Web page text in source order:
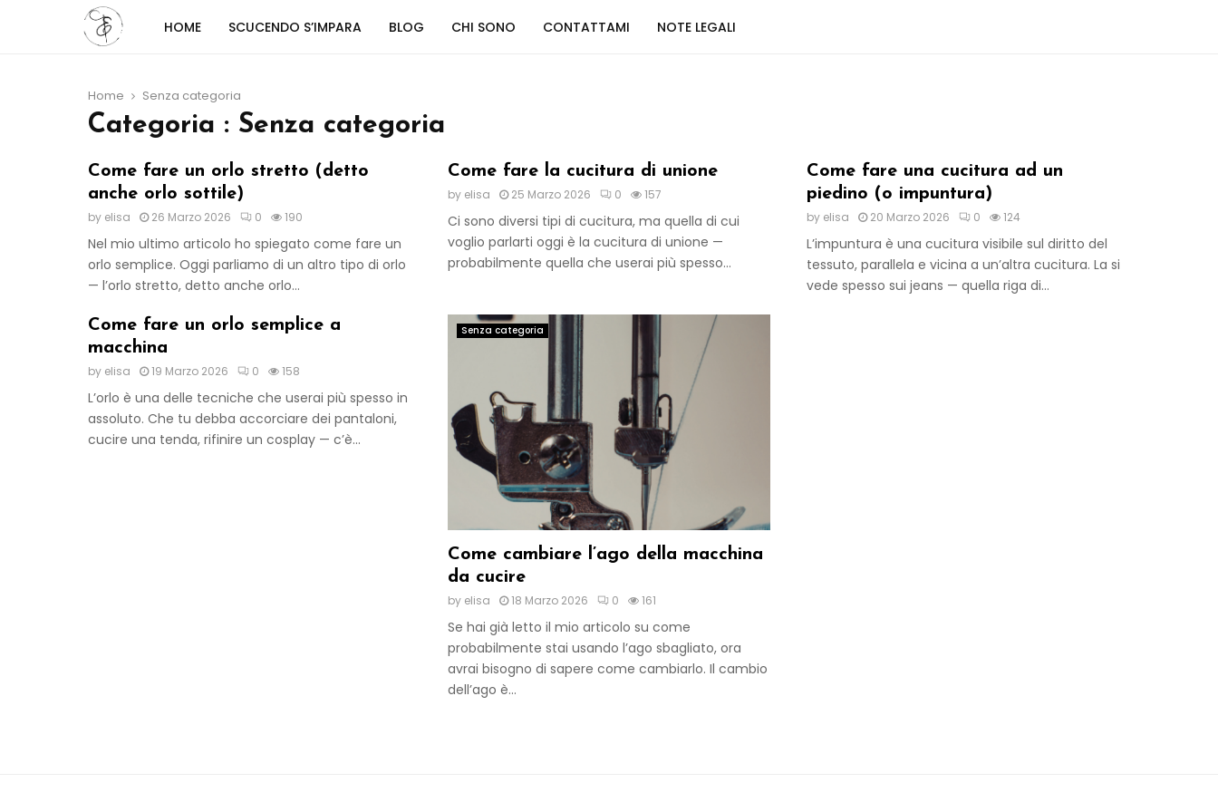
HOME SCUCENDO S’IMPARA BLOG CHI SONO CONTATTAMI NOTE LEGALI
Home Senza categoria
Categoria : Senza categoria
Come fare un orlo stretto (detto
anche orlo sottile)
by elisa 26 Marzo 2026 0 190
Nel mio ultimo articolo ho spiegato come fare un
orlo semplice. Oggi parliamo di un altro tipo di orlo
— l’orlo stretto, detto anche orlo...
Come fare la cucitura di unione
by elisa 25 Marzo 2026 0 157
Ci sono diversi tipi di cucitura, ma quella di cui
voglio parlarti oggi è la cucitura di unione —
probabilmente quella che userai più spesso...
Come fare una cucitura ad un
piedino (o impuntura)
by elisa 20 Marzo 2026 0 124
L’impuntura è una cucitura visibile sul diritto del
tessuto, parallela e vicina a un’altra cucitura. La si
vede spesso sui jeans — quella riga di...
Come fare un orlo semplice a
macchina
by elisa 19 Marzo 2026 0 158
L’orlo è una delle tecniche che userai più spesso in
assoluto. Che tu debba accorciare dei pantaloni,
cucire una tenda, rifinire un cosplay — c’è...
Senza categoria
Come cambiare l’ago della macchina
da cucire
by elisa 18 Marzo 2026 0 161
Se hai già letto il mio articolo su come
probabilmente stai usando l’ago sbagliato, ora
avrai bisogno di sapere come cambiarlo. Il cambio
dell’ago è...